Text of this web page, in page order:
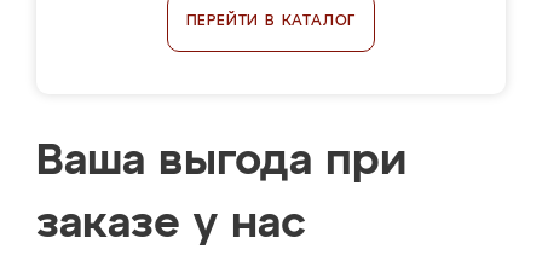
ПЕРЕЙТИ В КАТАЛОГ
Ваша выгода при
заказе у нас